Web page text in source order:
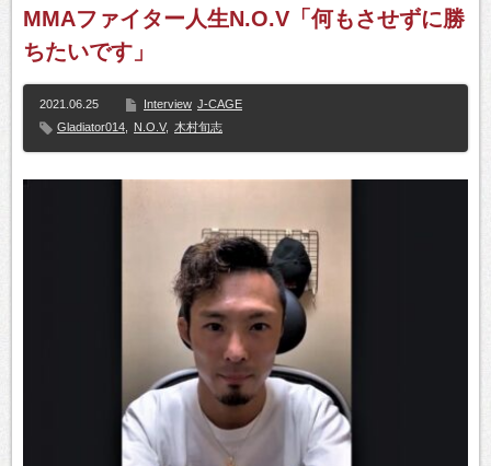
MMAファイター人生N.O.V「何もさせずに勝
ちたいです」
2021.06.25 Interview J-CAGE
Gladiator014
N.O.V, 木村旬志